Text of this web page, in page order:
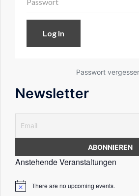
Passwort
Newsletter
Anstehende Veranstaltungen
There are no upcoming events.